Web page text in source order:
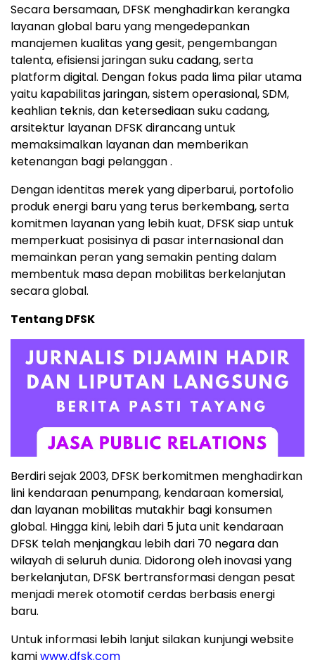
Secara bersamaan, DFSK menghadirkan kerangka
layanan global baru yang mengedepankan
manajemen kualitas yang gesit, pengembangan
talenta, efisiensi jaringan suku cadang, serta
platform digital. Dengan fokus pada lima pilar utama
yaitu kapabilitas jaringan, sistem operasional, SDM,
keahlian teknis, dan ketersediaan suku cadang,
arsitektur layanan DFSK dirancang untuk
memaksimalkan layanan dan memberikan
ketenangan bagi pelanggan .
Dengan identitas merek yang diperbarui, portofolio
produk energi baru yang terus berkembang, serta
komitmen layanan yang lebih kuat, DFSK siap untuk
memperkuat posisinya di pasar internasional dan
memainkan peran yang semakin penting dalam
membentuk masa depan mobilitas berkelanjutan
secara global.
Tentang DFSK
Berdiri sejak 2003, DFSK berkomitmen menghadirkan
lini kendaraan penumpang, kendaraan komersial,
dan layanan mobilitas mutakhir bagi konsumen
global. Hingga kini, lebih dari 5 juta unit kendaraan
DFSK telah menjangkau lebih dari 70 negara dan
wilayah di seluruh dunia. Didorong oleh inovasi yang
berkelanjutan, DFSK bertransformasi dengan pesat
menjadi merek otomotif cerdas berbasis energi
baru.
Untuk informasi lebih lanjut silakan kunjungi website
kamiwww.dfsk.com